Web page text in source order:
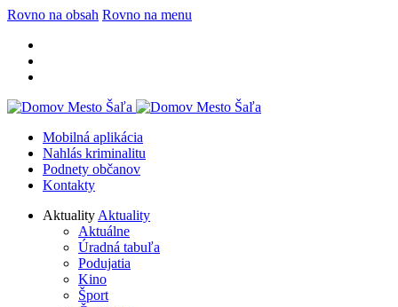
Rovno na obsah Rovno na menu
Mobilná aplikácia
Nahlás kriminalitu
Podnety občanov
Kontakty
Aktuality Aktuality
Aktuálne
Úradná tabuľa
Podujatia
Kino
Šport